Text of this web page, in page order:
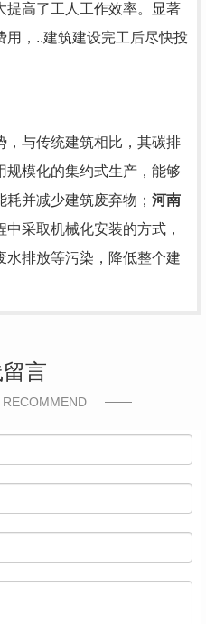
提高了工人工作效率。显著
，..建筑建设完工后尽快投
，与传统建筑相比，其碳排
规模化的集约式生产，能够
并减少建筑废弃物； 河南
中采取机械化安装的方式，
水排放等污染，降低整个建
言